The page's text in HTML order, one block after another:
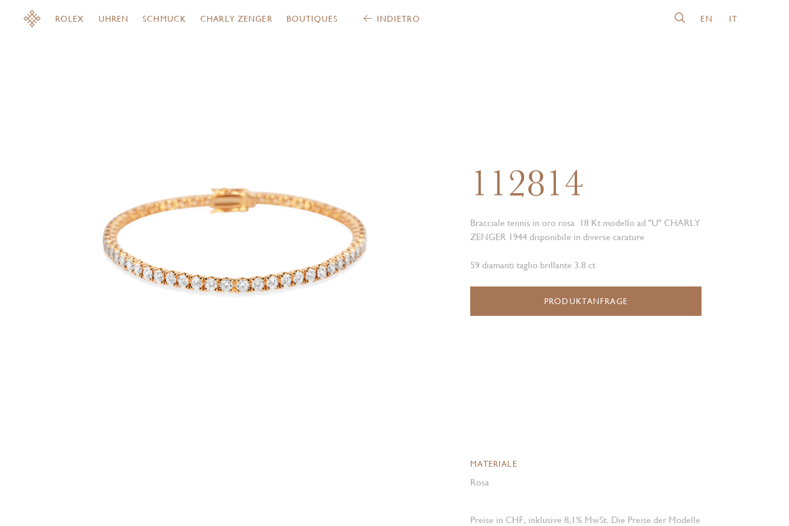
ROLEX UHREN SCHMUCK CHARLY ZENGER BOUTIQUES INDIETRO EN IT
112814
Bracciale tennis in oro rosa 18 Kt modello ad "U" CHARLY
ZENGER 1944 disponibile in diverse carature
59 diamanti taglio brillante 3.8 ct
PRODUKTANFRAGE
MATERIALE
Rosa
Preise in CHF, inklusive 8,1% MwSt. Die Preise der Modelle